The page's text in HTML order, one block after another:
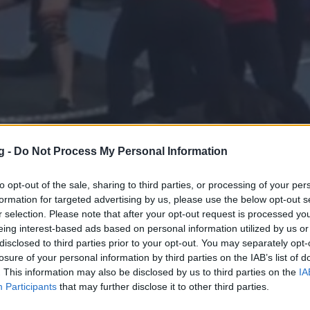
- Do Not Process My Personal Information
opt-out of the sale, sharing to third parties, or processing of your
for targeted advertising by us, please use the below opt-out
selection. Please note that after your opt-out request is processed
interest-based ads based on personal information utilized by us
to third parties prior to your opt-out. You may separately
of your personal information by third parties on the IAB’s list of
This information may also be disclosed by us to third parties on the
Participants that may further disclose it to other third parties.
όταν αναζητάς ειδήσεις στην Google
ως προτιμώμενη πηγή
Google
τραυματισμό στο δεξί του
Championship, που έγινε στην